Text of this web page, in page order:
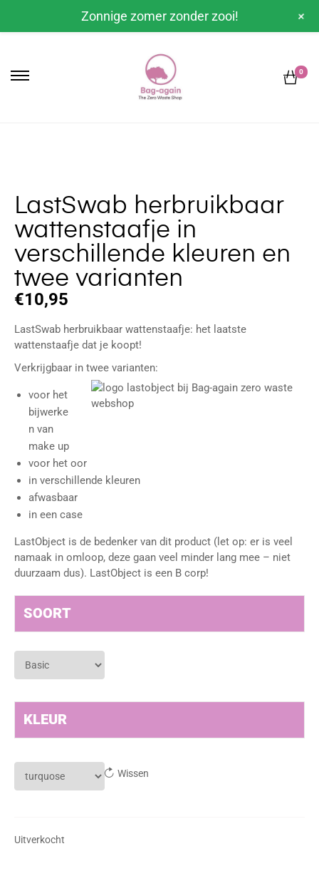
0
LastSwab herbruikbaar
wattenstaafje in
verschillende kleuren en
twee varianten
€10,95
LastSwab herbruikbaar wattenstaafje: het laatste
wattenstaafje dat je koopt!
Verkrijgbaar in twee varianten:
voor het
bijwerke
n van
make up
voor het oor
in verschillende kleuren
afwasbaar
in een case
LastObject is de bedenker van dit product (let op: er is veel
namaak in omloop, deze gaan veel minder lang mee – niet
duurzaam dus). LastObject is een B corp!
SOORT
KLEUR
Wissen
Uitverkocht
Zonnige zomer zonder zooi! +